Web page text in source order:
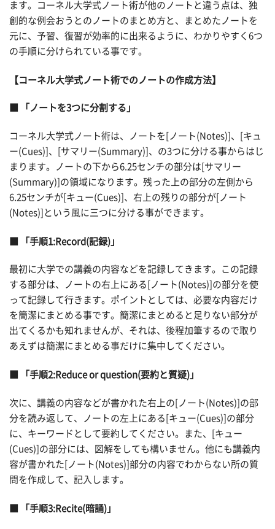
ます。コーネル大学式ノート術が他のノートと違う点は、独
創的な例会おうとのノートのまとめ方と、まとめたノートを
元に、予習、復習が効率的に出来るように、わかりやすく6つ
の手順に分けられている事です。
【コーネル大学式ノート術でのノートの作成方法】
■ 「ノートを3つに分割する」
コーネル大学式ノート術は、ノートを[ノート(Notes)]、[キュ
ー(Cues)]、[サマリー(Summary)]、の3つに分ける事からはじ
まります。ノートの下から6.25センチの部分は[サマリー
(Summary)]の領域になります。残った上の部分の左側から
6.25センチが[キュー(Cues)]、右上の残りの部分が[ノート
(Notes)]という風に三つに分ける事ができます。
■ 「手順1:Record(記録)」
最初に大学での講義の内容などを記録してきます。この記録
する部分は、ノートの右上にある[ノート(Notes)]の部分を使
って記録して行きます。ポイントとしては、必要な内容だけ
を簡潔にまとめる事です。簡潔にまとめると足りない部分が
出てくるかも知れませんが、それは、後程加筆するので取り
あえずは簡潔にまとめる事だけに集中してください。
■ 「手順2:Reduce or question(要約と質疑)」
次に、講義の内容などが書かれた右上の[ノート(Notes)]の部
分を読み返して、ノートの左上にある[キュー(Cues)]の部分
に、キーワードとして要約してください。また、[キュー
(Cues)]の部分には、図解をしても構いません。他にも講義内
容が書かれた[ノート(Notes)]部分の内容でわからない所の質
問を作成して、記入します。
■ 「手順3:Recite(暗誦)」